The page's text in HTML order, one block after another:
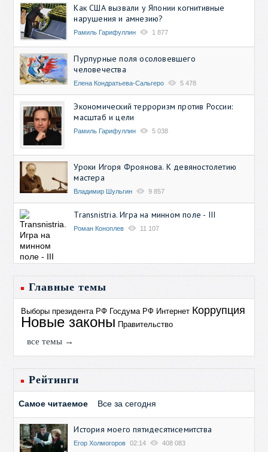
Как США вызвали у Японии когнитивные
нарушения и амнезию?
Рамиль Гарифуллин 1 877
Пурпурные поля осоловевшего
человечества
Елена Кондратьева-Сальгеро 5 478
Экономический терроризм против России:
масштаб и цели
Рамиль Гарифуллин 5 038
Уроки Игоря Фроянова. К девяностолетию
мастера
Владимир Шульгин 9 857
Transnistria. Игра на минном поле - III
Роман Коноплев 11 107
Главные темы
Выборы президента РФ Госдума РФ Интернет Коррупция
Новые законы Правительство
все темы →
Рейтинги
Самое читаемое Все за сегодня
История моего пятидесятисемитства
Егор Холмогоров 02:14 408 083